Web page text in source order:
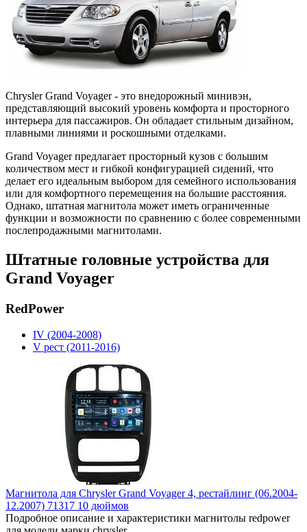
Chrysler Grand Voyager - это внедорожный минивэн,
представляющий высокий уровень комфорта и просторного
интерьера для пассажиров. Он обладает стильным дизайном,
плавными линиями и роскошными отделками.
Grand Voyager предлагает просторный кузов с большим
количеством мест и гибкой конфигурацией сидений, что
делает его идеальным выбором для семейного использования
или для комфортного перемещения на большие расстояния.
Однако, штатная магнитола может иметь ограниченные
функции и возможности по сравнению с более современными
послепродажными магнитолами.
Штатные головные устройства для
Grand Voyager
RedPower
IV (2004-2008)
V рест (2011-2016)
Магнитола для Chrysler Grand Voyager 4, рестайлинг (06.2004-
12.2007) 71317 10 дюймов
Подробное описание и характеристики магнитолы redpower